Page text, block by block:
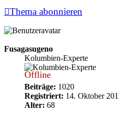
Thema abonnieren
Fusagasugeno
Kolumbien-Experte
Offline
Beiträge: 1020
Registriert: 14. Oktober
Alter: 68